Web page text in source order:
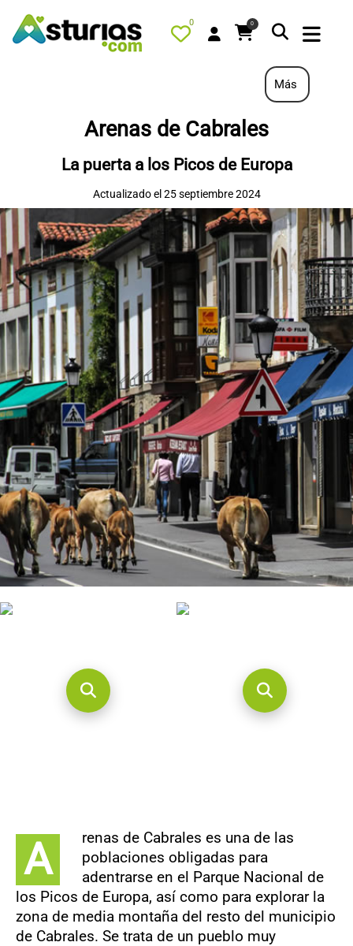
0 0
QUÉ HACER
ALOJAMIENTOS
RESTAURANTES
TURISMO ACTIVO
TIENDA
AGENDA
OFERTAS
CONTACTO
Más
Arenas de Cabrales
La puerta a los Picos de Europa
Actualizado el 25 septiembre 2024
A
renas de Cabrales es una de las
poblaciones obligadas para
adentrarse en el Parque Nacional de
los Picos de Europa, así como para explorar la
zona de media montaña del resto del municipio
de Cabrales. Se trata de un pueblo muy